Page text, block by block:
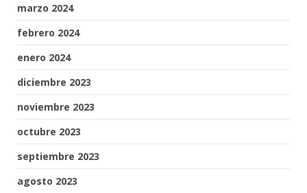
marzo 2024
febrero 2024
enero 2024
diciembre 2023
noviembre 2023
octubre 2023
septiembre 2023
agosto 2023